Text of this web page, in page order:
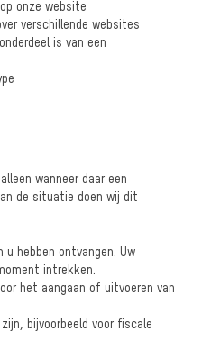
onze website
verschillende websites
is van een
wanneer daar een
de situatie doen wij dit
hebben ontvangen. Uw
intrekken.
het aangaan of uitvoeren van
bijvoorbeeld voor fiscale